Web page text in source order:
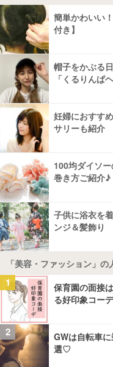
簡単かわいい
付き】
帽子をかぶる
「くるりんぱ
妊婦におすす
サリーも紹介
100均ダイソ
巻き方ご紹介♪
子供に浴衣を
ンジ＆髪飾り
「美容・ファッション」
1
保育園の面接
る好印象コー
2
GWは自転車
選♡